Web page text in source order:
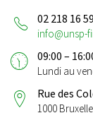
02 218 16 59
info@unsp-
09:00 –
Lundi au
Rue des
1000